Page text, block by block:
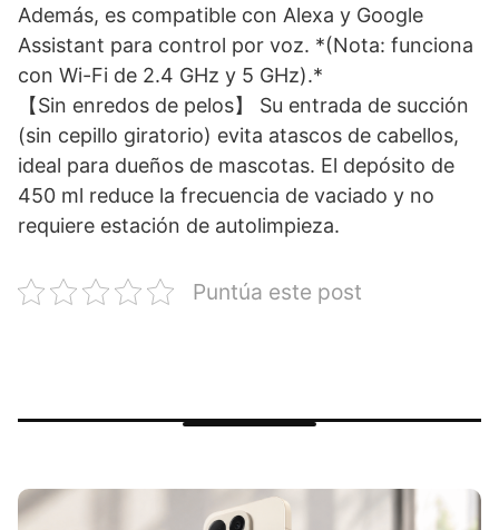
Además, es compatible con Alexa y Google
Assistant para control por voz. *(Nota: funciona
con Wi-Fi de 2.4 GHz y 5 GHz).*
【Sin enredos de pelos】 Su entrada de succión
(sin cepillo giratorio) evita atascos de cabellos,
ideal para dueños de mascotas. El depósito de
450 ml reduce la frecuencia de vaciado y no
requiere estación de autolimpieza.
Puntúa este post